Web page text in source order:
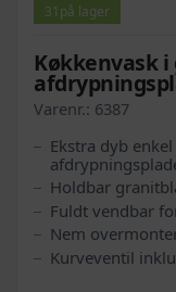
31 på lager
Køkkenvask
Varenr.: 6387
Ekstra dyb
Holdbar
Fuldt vendbar
Nem
Kurveventil